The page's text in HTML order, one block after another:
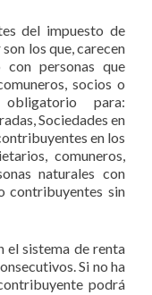
del impuesto de
los que, carecen
personas que
socios o
para:
Sociedades en
en los
comuneros,
naturales con
contribuyentes sin
el sistema de renta
Si no ha
podrá